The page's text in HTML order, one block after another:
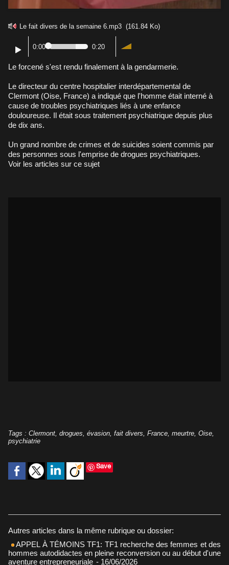
Le fait divers de la semaine 6.mp3 (161.84 Ko)
0:00 0:20
Le forcené s'est rendu finalement à la gendarmerie.
Le directeur du centre hospitalier interdépartemental de
Clermont (Oise, France) a indiqué que l'homme était interné à
cause de troubles psychiatriques liés à une enfance
douloureuse. Il était sous traitement psychiatrique depuis plus
de dix ans.
Un grand nombre de crimes et de suicides soient commis par
des personnes sous l'emprise de drogues psychiatriques.
Voir les articles sur ce sujet
Tags : Clermont, drogues, évasion, fait divers, France, meurtre, Oise,
psychiatrie
Save
Autres articles dans la même rubrique ou dossier:
APPEL À TÉMOINS TF1: TF1 recherche des femmes et des
hommes autodidactes en pleine reconversion ou au début d'une
aventure entrepreneuriale - 16/06/2026